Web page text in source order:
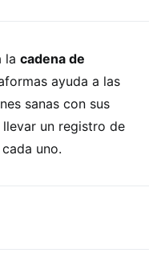
la cadena de
ayuda a las
sanas con sus
un registro de
uno.